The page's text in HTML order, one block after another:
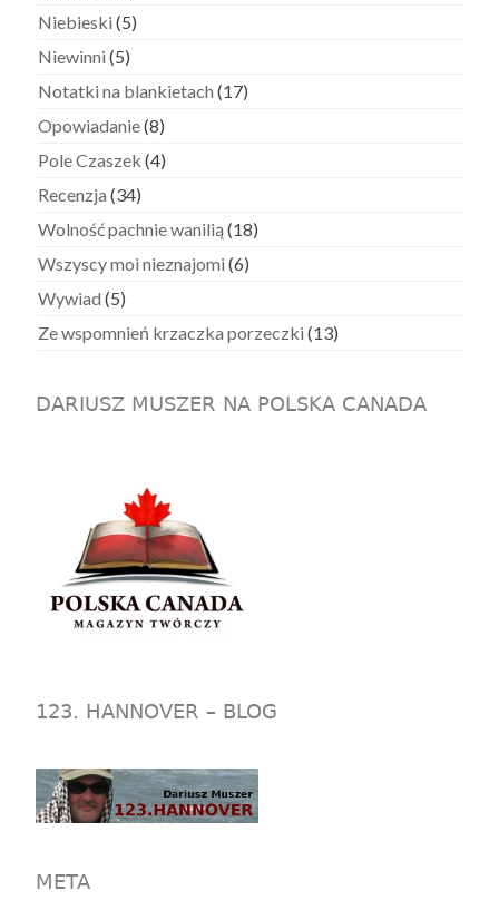
Niebieski (5)
Niewinni (5)
Notatki na blankietach (17)
Opowiadanie(8)
Pole Czaszek (4)
Recenzja (34)
Wolność pachnie wanilią (18)
Wszyscy moi nieznajomi (6)
Wywiad (5)
Ze wspomnień krzaczka porzeczki (13)
DARIUSZ MUSZER NA POLSKA CANADA
123. HANNOVER – BLOG
META